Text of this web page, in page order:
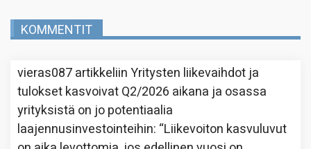
KOMMENTIT
vieras087artikkeliinYritysten liikevaihdot ja
tulokset kasvoivat Q2/2026 aikana ja osassa
yrityksistä on jo potentiaalia
laajennusinvestointeihin: “Liikevoiton kasvuluvut